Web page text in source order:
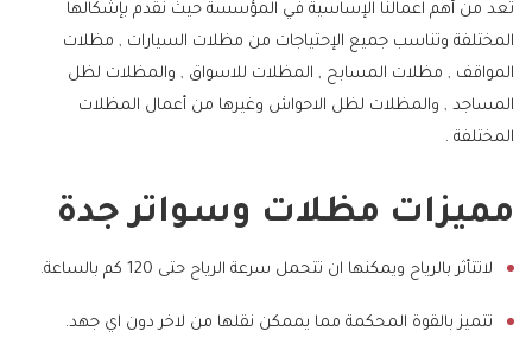
تعد من أهم اعمالنا الإساسية في المؤسسة حيث نقدم بإشكالها
المختلفة وتناسب جميع الإحتياجات من مظلات السيارات , مظلات
المواقف , مظلات المسابح , المظلات للاسواق , والمظلات لظل
المساجد , والمظلات لظل الاحواش وغيرها من أعمال المظلات
المختلفة .
مميزات مظلات وسواتر جدة
لاتتأثر بالرياح ويمكنها ان تتحمل سرعة الرياح حتى 120 كم بالساعة.
تتميز بالقوة المحكمة مما يممكن نقلها من لاخر دون اي جهد.